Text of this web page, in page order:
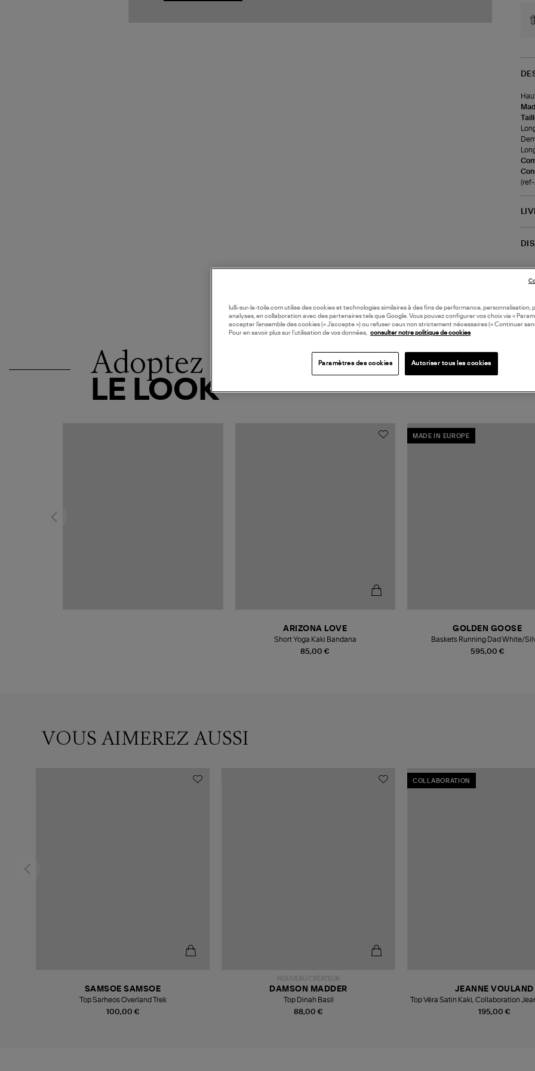
(ref-
Adoptez
LE LOOK
85,00 €
ARIZONA LOVE
Short Yoga Kaki Bandana
MADE IN EUROPE
595,00 €
GOLDEN GOOSE
Baskets Running Dad White/
VOUS AIMEREZ AUSSI
100,00 €
SAMSOE SAMSOE
Top Sarheos Overland Trek
NOUVEAU CRÉATEUR
88,00 €
DAMSON MADDER
Top Dinah Basil
COLLABORATION
195,00 €
JEANNE VOULAND
Top Véra Satin Kaki, Collaboration
Véronika Loubry
lulli-sur-la-toile.com utilise des cookies et technologies similaires à des fins de performance, personnalisation,
analyses, en collaboration avec des partenaires tels que Google. Vous pouvez configurer vos choix via «
accepter l’ensemble des cookies (« J’accepte ») ou refuser ceux non strictement nécessaires (« Continuer
Pour en savoir plus sur l’utilisation de vos données, consulter notre politique de cookies
Paramètres des cookies Autoriser tous les cookies